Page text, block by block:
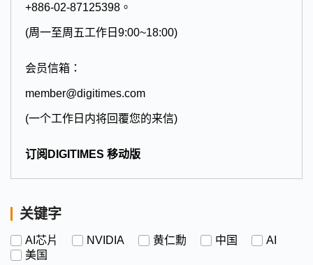
+886-02-87125398。
(周一至周五工作日9:00~18:00)
会员信箱：
member@digitimes.com
(一个工作日内将回覆您的来信)
订阅DIGITIMES 移动版
关键字
AI芯片 NVIDIA 黄仁勳 中国
AI
美国